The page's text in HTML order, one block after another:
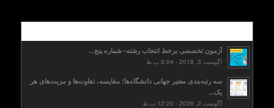
آزمون تخصصی برخط انتخاب رشته- شماره پنج...
آگوست 3, 2018 - 8:04 ب.ظ
سه رتبه‌بندی معتبر جهانی دانشگاه‌ها؛ مقایسه، تفاوت‌ها و مزیت‌های هر
یک...
آگوست 2, 2026 - 12:20 ب.ظ